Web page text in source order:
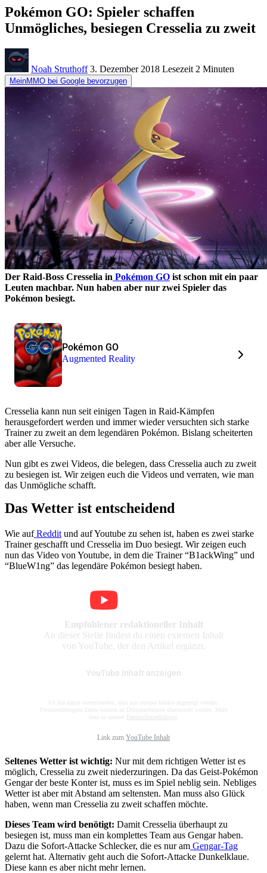
Pokémon GO: Spieler schaffen
Unmögliches, besiegen Cresselia zu zweit
Noah Struthoff 3. Dezember 2018 Lesezeit 2 Minuten
MeinMMO bei Google bevorzugen
Der Raid-Boss Cresselia in Pokémon GO ist schon mit ein paar
Leuten machbar. Nun haben aber nur zwei Spieler das
Pokémon besiegt.
Pokémon GO
Augmented Reality
Cresselia kann nun seit einigen Tagen in Raid-Kämpfen
herausgefordert werden und immer wieder versuchten sich starke
Trainer zu zweit an dem legendären Pokémon. Bislang scheiterten
aber alle Versuche.
Nun gibt es zwei Videos, die belegen, dass Cresselia auch zu zweit
zu besiegen ist. Wir zeigen euch die Videos und verraten, wie man
das Unmögliche schafft.
Das Wetter ist entscheidend
Wie aufReddit und auf Youtube zu sehen ist, haben es zwei starke
Trainer geschafft und Cresselia im Duo besiegt. Wir zeigen euch
nun das Video von Youtube, in dem die Trainer “B1ackWing” und
“BlueW1ng” das legendäre Pokémon besiegt haben.
Empfohlener redaktioneller Inhalt
An dieser Stelle findest du einen externen Inhalt
von YouTube, der den Artikel ergänzt.
YouTube Inhalt anzeigen
Ich bin damit einverstanden, dass mir externe Inhalte angezeigt werden.
Personenbezogene Daten können an Drittplattformen übermittelt werden. Mehr
Datenschutzerklärung
Link zum YouTube Inhalt
Seltenes Wetter ist wichtig: Nur mit dem richtigen Wetter ist es
möglich, Cresselia zu zweit niederzuringen. Da das Geist-Pokémon
Gengar der beste Konter ist, muss es im Spiel neblig sein. Nebliges
Wetter ist aber mit Abstand am seltensten. Man muss also Glück
haben, wenn man Cresselia zu zweit schaffen möchte.
Dieses Team wird benötigt: Damit Cresselia überhaupt zu
besiegen ist, muss man ein komplettes Team aus Gengar haben.
Dazu die Sofort-Attacke Schlecker, die es nur am Gengar-Tag
gelernt hat. Alternativ geht auch die Sofort-Attacke Dunkelklaue.
Diese kann es aber nicht mehr lernen.